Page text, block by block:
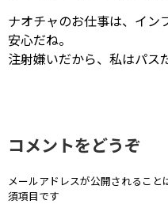
ナオチャのお仕事は、イン
安心だね。
注射嫌いだから、私はパス
コメントをどうぞ
メールアドレスが公開されること
須項目です